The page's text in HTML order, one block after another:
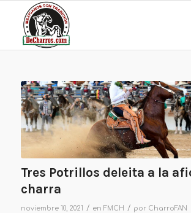
Tres Potrillos deleita a la
charra
noviembre 10, 2021 / en FMCH / por CharroFAN